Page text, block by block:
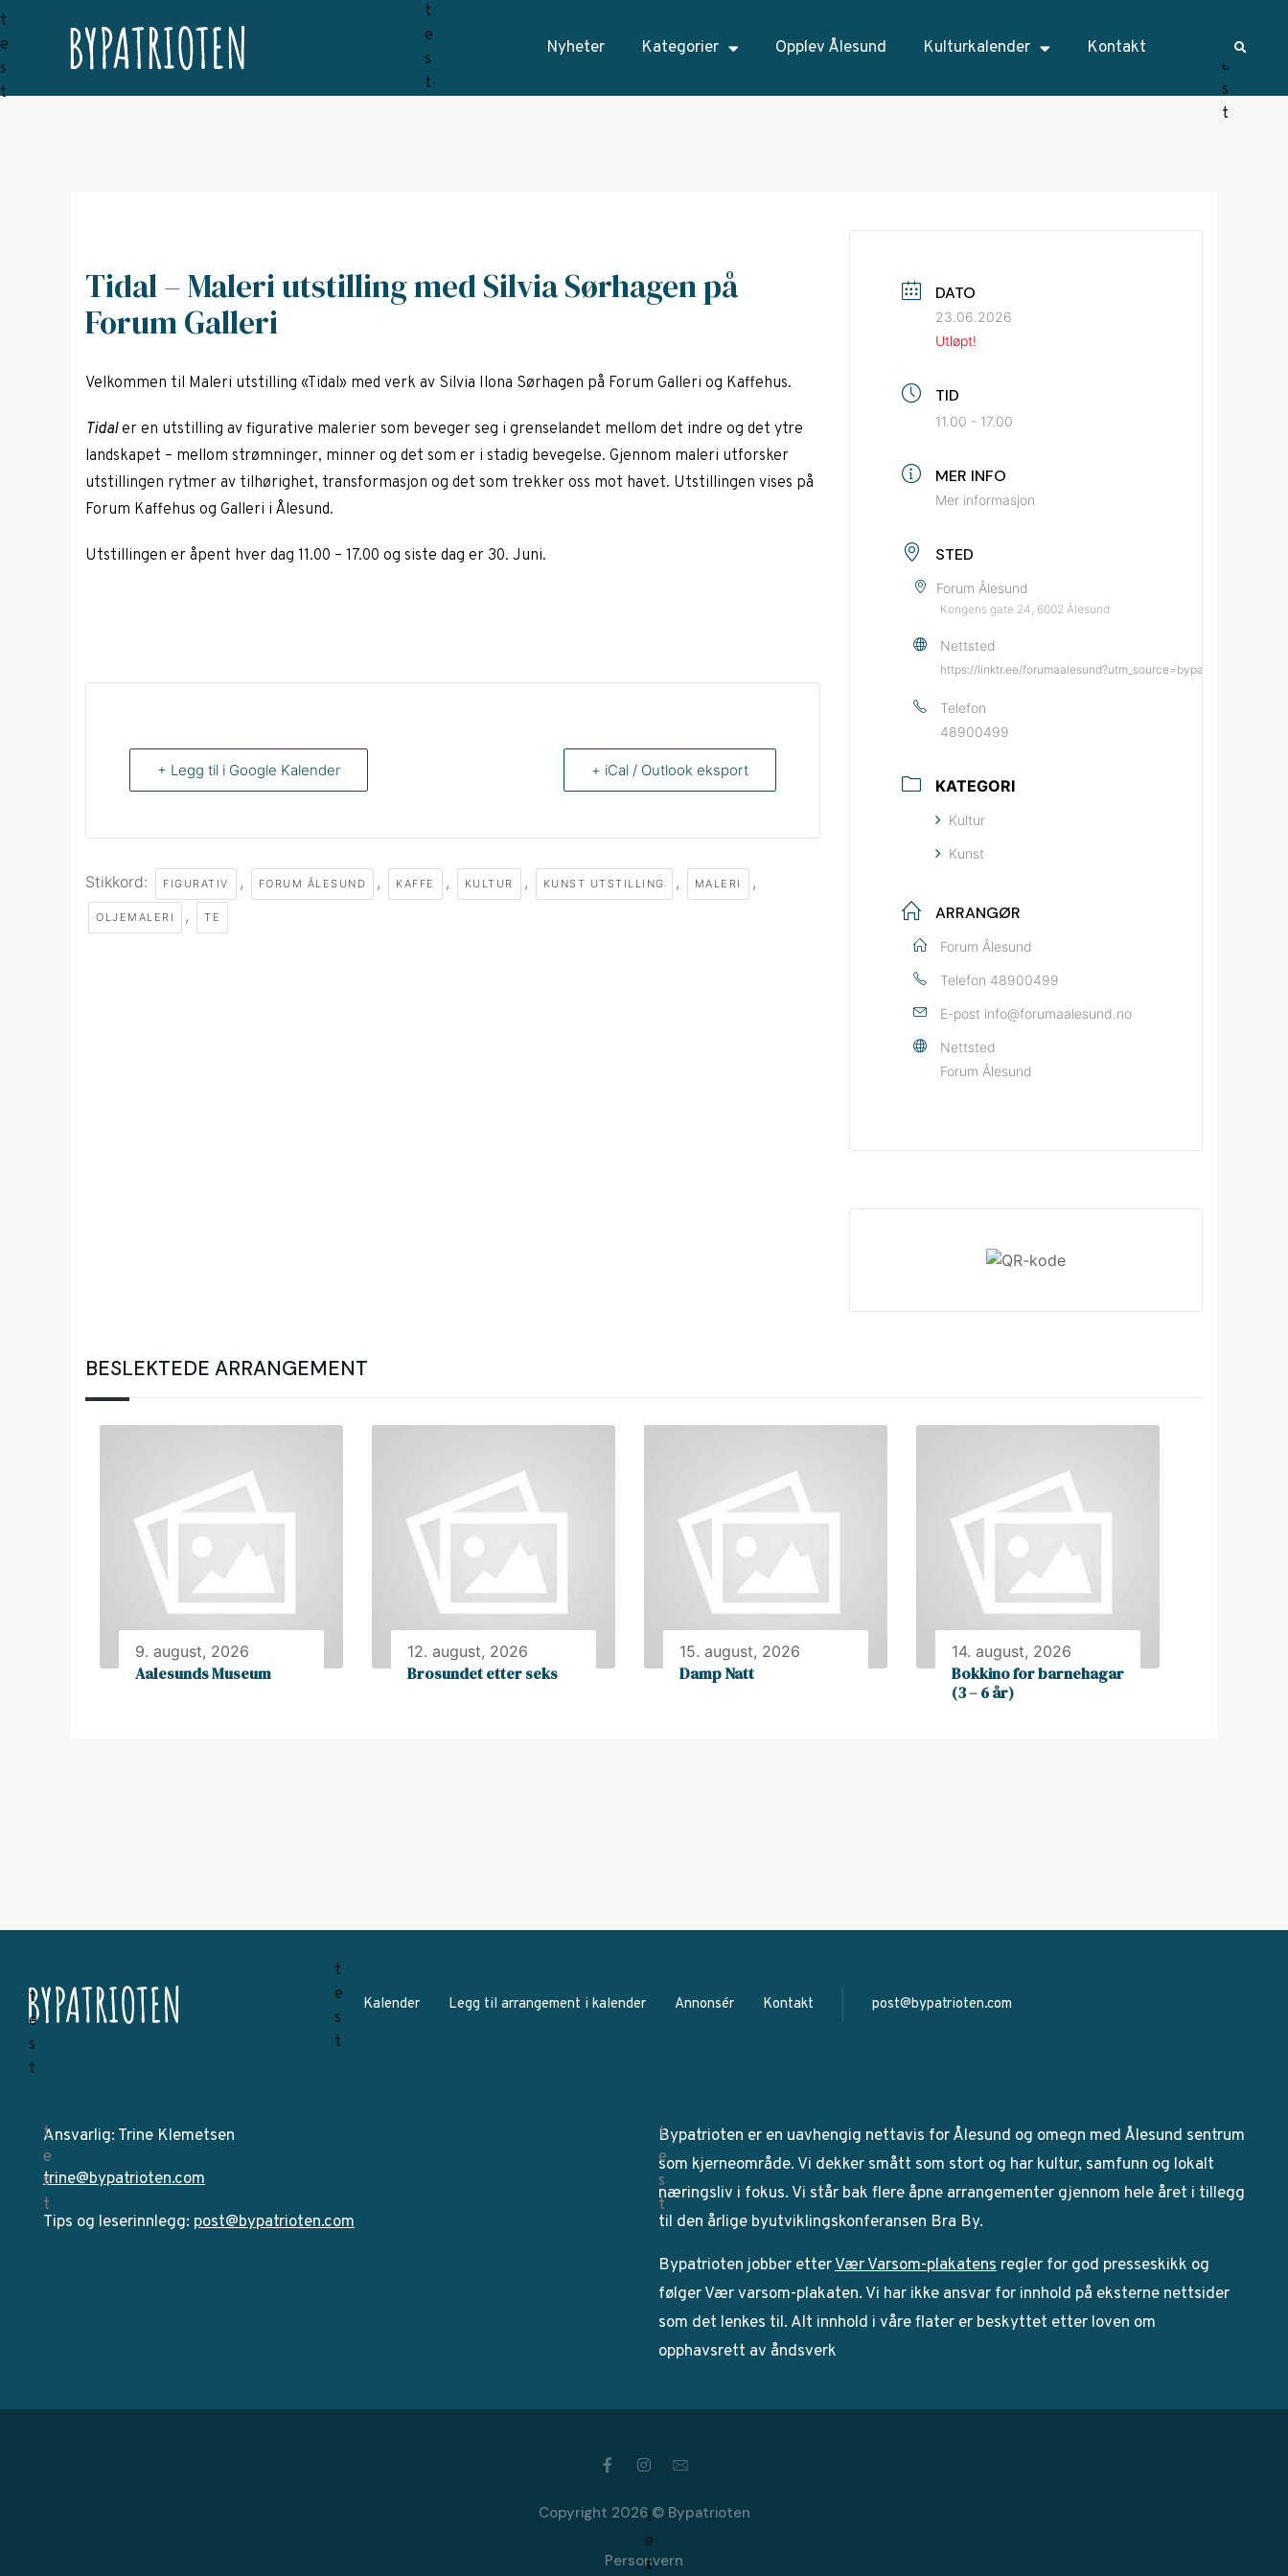
Nyheter Kategorier Opplev Ålesund Kulturkalender Kontakt
Tidal – Maleri utstilling med Silvia Sørhagen på
Forum Galleri
Velkommen til Maleri utstilling «Tidal» med verk av Silvia Ilona Sørhagen på Forum Galleri og Kaffehus.
Tidaler en utstilling av figurative malerier som beveger seg i grenselandet mellom det indre og det ytre
landskapet – mellom strømninger, minner og det som er i stadig bevegelse. Gjennom maleri utforsker
utstillingen rytmer av tilhørighet, transformasjon og det som trekker oss mot havet. Utstillingen vises på
Forum Kaffehus og Galleri i Ålesund.
Utstillingen er åpent hver dag 11.00 – 17.00 og siste dag er 30. Juni.
+ Legg til i Google Kalender + iCal / Outlook eksport
Stikkord: FIGURATIV , FORUM ÅLESUND , KAFFE , KULTUR , KUNST UTSTILLING , MALERI ,
OLJEMALERI , TE
DATO
23.06.2026
Utløpt!
TID
11.00 - 17.00
MER INFO
Mer informasjon
STED
Forum Ålesund
Kongens gate 24, 6002 Ålesund
Nettsted
https://linktr.ee/
Telefon
48900499
KATEGORI
Kultur
Kunst
ARRANGØR
Forum Ålesund
Telefon 48900499
E-post info@forumaalesund.no
Nettsted
Forum Ålesund
BESLEKTEDE ARRANGEMENT
9. august, 2026
Aalesunds Museum
12. august, 2026
Brosundet etter seks
15. august, 2026
Damp Natt
14. august, 2026
Bokkino for barnehagar
(3 – 6 år)
Kalender Legg til arrangement i kalender Annonsér Kontakt post@bypatrioten.com
Ansvarlig: Trine Klemetsen
trine@bypatrioten.com
Tips og leserinnlegg: post@bypatrioten.com
Bypatrioten er en uavhengig nettavis for Ålesund og omegn med Ålesund sentrum
som kjerneområde. Vi dekker smått som stort og har kultur, samfunn og lokalt
næringsliv i fokus. Vi står bak flere åpne arrangementer gjennom hele året i tillegg
til den årlige byutviklingskonferansen Bra By.
Bypatrioten jobber etterVær Varsom-plakatens regler for god presseskikk og
følger Vær varsom-plakaten. Vi har ikke ansvar for innhold på eksterne nettsider
som det lenkes til. Alt innhold i våre flater er beskyttet etter loven om
opphavsrett av åndsverk
Copyright 2026 © Bypatrioten
Personvern